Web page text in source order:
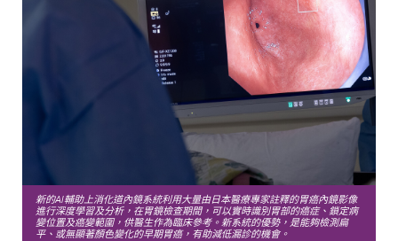
新的AI輔助上消化道內鏡系統利用大量由日本醫療專家註釋的胃癌內鏡影像
進行深度學習及分析，在胃鏡檢查期間，可以實時識別胃部的癌症、鎖定病
變位置及癌變範圍，供醫生作為臨床參考。 新系統的優勢，是能夠檢測扁
平、或無顯著顏色變化的早期胃癌，有助減低漏診的機會。